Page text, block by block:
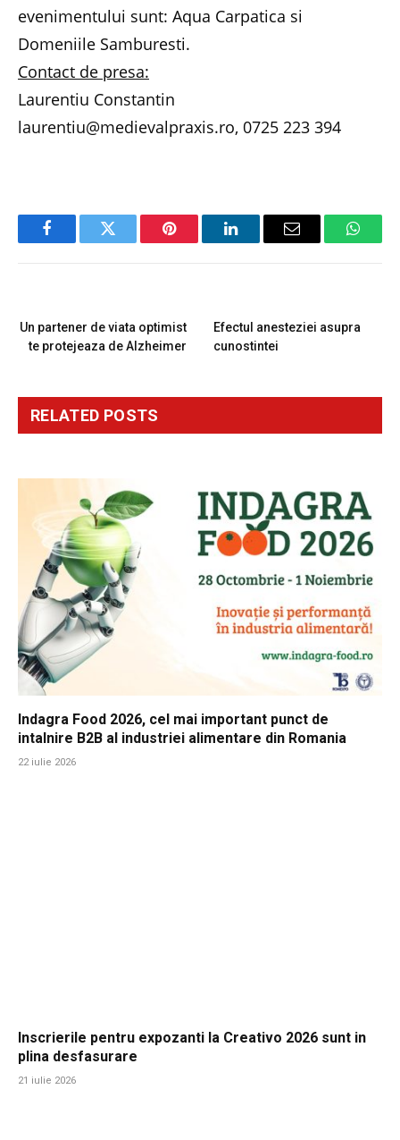
evenimentului sunt: Aqua Carpatica si
Domeniile Samburesti.
Contact de presa:
Laurentiu Constantin
laurentiu@medievalpraxis.ro, 0725 223 394
FacebookTwitter Pinterest LinkedInEmail
Un partener de viata optimist
te protejeaza de Alzheimer
Efectul anesteziei asupra
cunostintei
RELATED POSTS
Indagra Food 2026, cel mai important punct de
intalnire B2B al industriei alimentare din Romania
22 iulie 2026
Inscrierile pentru expozanti la Creativo 2026 sunt in
plina desfasurare
21 iulie 2026